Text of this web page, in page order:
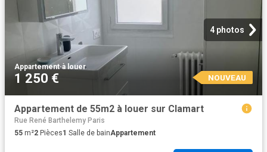
4 photos
Appartement·à louer
1 250 € NOUVEAU
Appartement de 55m2 à louer sur Clamart
Rue René Barthelemy Paris
55 m²2 Pièces1 Salle de bainAppartement